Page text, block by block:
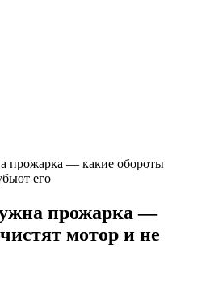
прожарка — какие обороты
его
прожарка —
мотор и не